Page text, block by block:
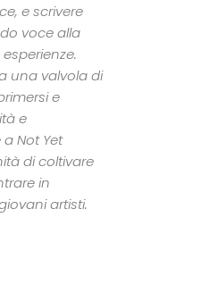
e scrivere
voce alla
una valvola di
e
e
Not Yet
di coltivare
in
artisti.